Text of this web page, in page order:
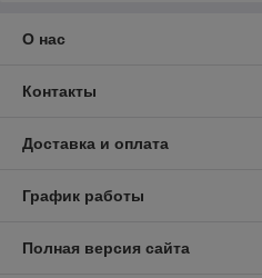
О нас
Контакты
Доставка и оплата
График работы
Полная версия сайта